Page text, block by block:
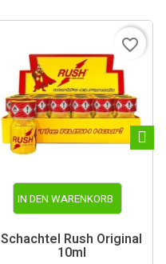
IN DEN WARENKORB
Schachtel Rush Original
10ml
favorite_border